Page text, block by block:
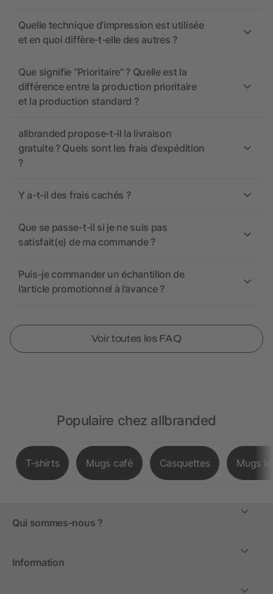
Quelle technique d’impression est utilisée
et en quoi diffère-t-elle des autres ?
Que signifie “Prioritaire” ? Quelle est la
différence entre la production prioritaire
et la production standard ?
allbranded propose-t-il la livraison
gratuite ? Quels sont les frais d’expédition
?
Y a-t-il des frais cachés ?
Que se passe-t-il si je ne suis pas
satisfait(e) de ma commande ?
Puis-je commander un échantillon de
l’article promotionnel à l’avance ?
Voir toutes les FAQ
Populaire chez allbranded
T-shirts Mugs café Casquettes Mugs
Qui sommes-nous ?
Information